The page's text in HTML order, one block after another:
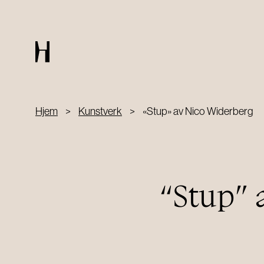
Private arrangementer
Hjem > Kunstverk > «Stup» av Nico Widerberg